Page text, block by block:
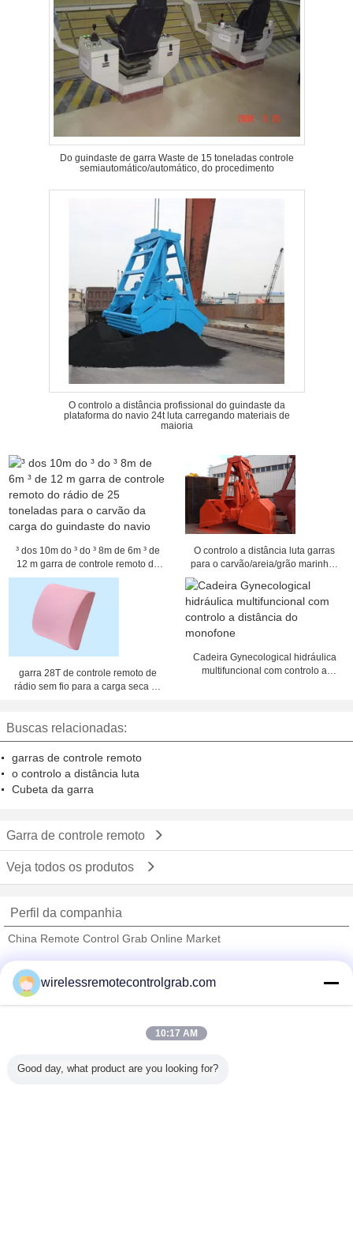
Do guindaste de garra Waste de 15 toneladas controle
semiautomático/automático, do procedimento
O controlo a distância profissional do guindaste da
plataforma do navio 24t luta carregando materiais de
maioria
³ dos 10m do ³ do ³ 8m de 6m ³ de
12 m garra de controle remoto do
rádio de 25 toneladas para o
carvão da carga do guindaste do
navio
O controlo a distância luta garras
para o carvão/areia/grão marinhos
que carrega o diâmetro da corda
de 36mm
garra 28T de controle remoto de
rádio sem fio para a carga seca da
Cadeira Gynecological hidráulica
multifuncional com controlo a
Buscas relacionadas:
garras de controle remoto
o controlo a distância luta
Cubeta da garra
Garra de controle remoto
Veja todos os produtos
Perfil da companhia
China Remote Control Grab Online Market
Trust Seal
Verified Suplier
Todos os Produtos
wirelessremotecontrolgrab.com
10:17 AM
Good day, what product are you looking for?